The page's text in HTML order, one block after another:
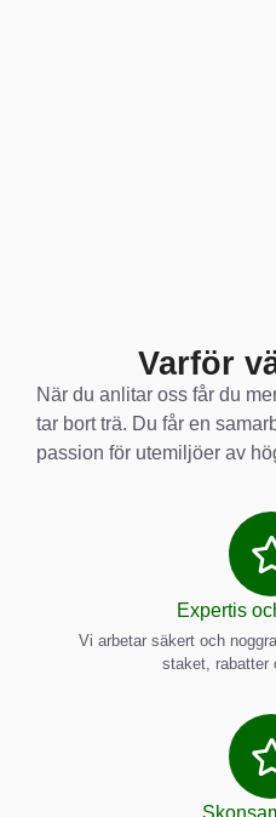
Varför
När du anlitar oss får du
tar bort trä. Du får en
passion för utemiljöer av
Expertis
Vi arbetar säkert och
staket, rabatter